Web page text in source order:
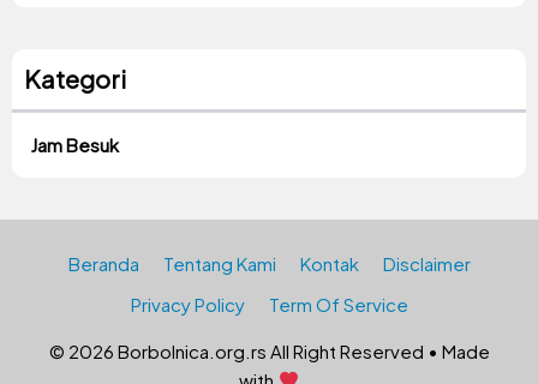
Kategori
Jam Besuk
Beranda Tentang Kami Kontak
Disclaimer
Privacy Policy
Term Of Service
© 2026 Borbolnica.org.rs All Right Reserved • Made